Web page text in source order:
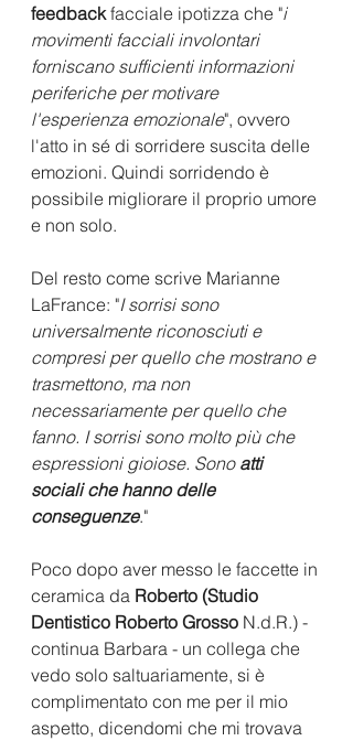
feedback facciale ipotizza che "i
movimenti facciali involontari
forniscano sufficienti informazioni
periferiche per motivare
l'esperienza emozionale", ovvero
l'atto in sé di sorridere suscita delle
emozioni. Quindi sorridendo è
possibile migliorare il proprio umore
e non solo.
Del resto come scrive Marianne
LaFrance: "I sorrisi sono
universalmente riconosciuti e
compresi per quello che mostrano e
trasmettono, ma non
necessariamente per quello che
fanno. I sorrisi sono molto più che
espressioni gioiose. Sono atti
sociali che hanno delle
conseguenze."
Poco dopo aver messo le faccette in
ceramica da Roberto (Studio
Dentistico Roberto Grosso N.d.R.) -
continua Barbara - un collega che
vedo solo saltuariamente, si è
complimentato con me per il mio
aspetto, dicendomi che mi trovava